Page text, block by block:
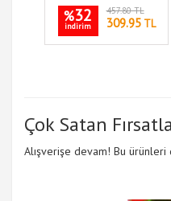
%32
indirim
457.80 TL
309.95TL
Çok Satan
Alışverişe devam! Bu